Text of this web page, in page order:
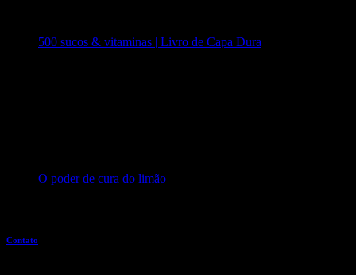
500 sucos & vitaminas | Livro de Capa Dura
O poder de cura do limão
Contato